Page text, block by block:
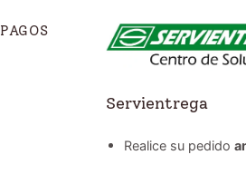
Servientrega
Realice su pedido